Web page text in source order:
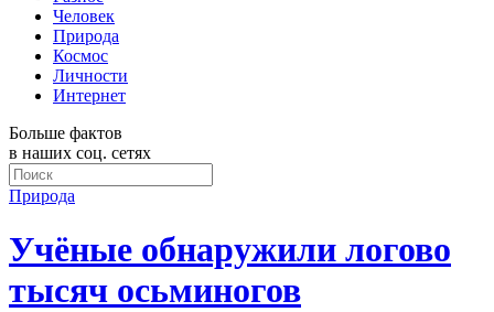
Человек
Природа
Космос
Личности
Интернет
Больше фактов
в наших соц. сетях
Природа
Учёные обнаружили логово
тысяч осьминогов